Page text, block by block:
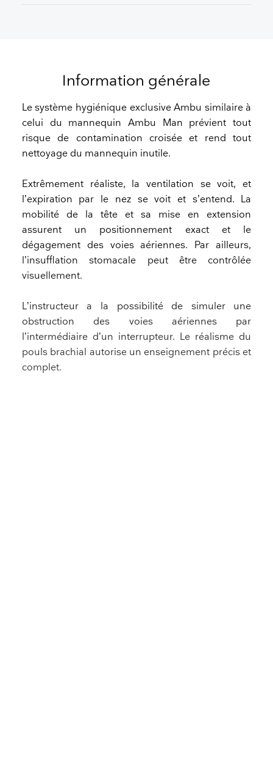
Information générale
Le système hygiénique exclusive Ambu similaire à
celui du mannequin Ambu Man prévient tout
risque de contamination croisée et rend tout
nettoyage du mannequin inutile.
Extrêmement réaliste, la ventilation se voit, et
l’expiration par le nez se voit et s’entend. La
mobilité de la tête et sa mise en extension
assurent un positionnement exact et le
dégagement des voies aériennes. Par ailleurs,
l’insufflation stomacale peut être contrôlée
visuellement.
L’instructeur a la possibilité de simuler une
obstruction des voies aériennes par
l’intermédiaire d’un interrupteur. Le réalisme du
pouls brachial autorise un enseignement précis et
complet.